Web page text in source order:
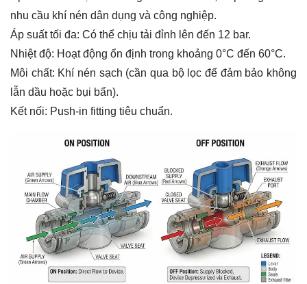
nhu cầu khí nén dân dụng và công nghiệp.
Áp suất tối đa: Có thể chịu tải đỉnh lên đến 12 bar.
Nhiệt độ: Hoạt động ổn định trong khoảng 0°C đến 60°C.
Môi chất: Khí nén sạch (cần qua bộ lọc để đảm bảo không
lẫn dầu hoặc bụi bẩn).
Kết nối: Push-in fitting tiêu chuẩn.